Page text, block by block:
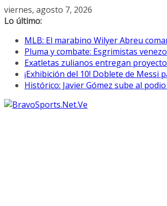
Saltar
al
viernes, agosto 7, 2026
Lo último:
MLB: El marabino Wilyer Abreu
Pluma y combate: Esgrimistas
Exatletas zulianos entregan
¡Exhibición del 10! Doblete de Messi
Histórico: Javier Gómez sube al